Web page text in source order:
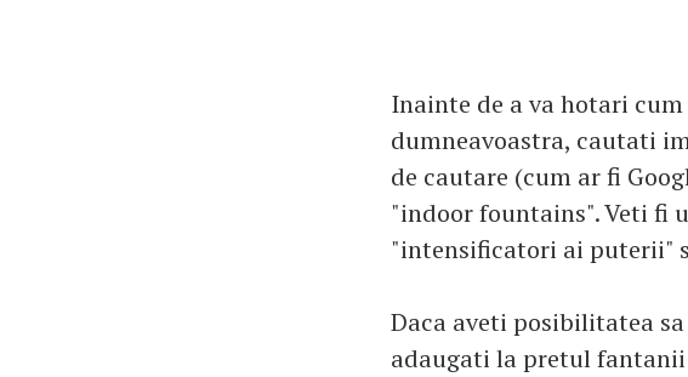
Inainte de a va hotari
dumneavoastra, cautati
de cautare (cum ar fi
"indoor fountains". Veti fi
"intensificatori ai puterii"
Daca aveti posibilitatea
adaugati la pretul